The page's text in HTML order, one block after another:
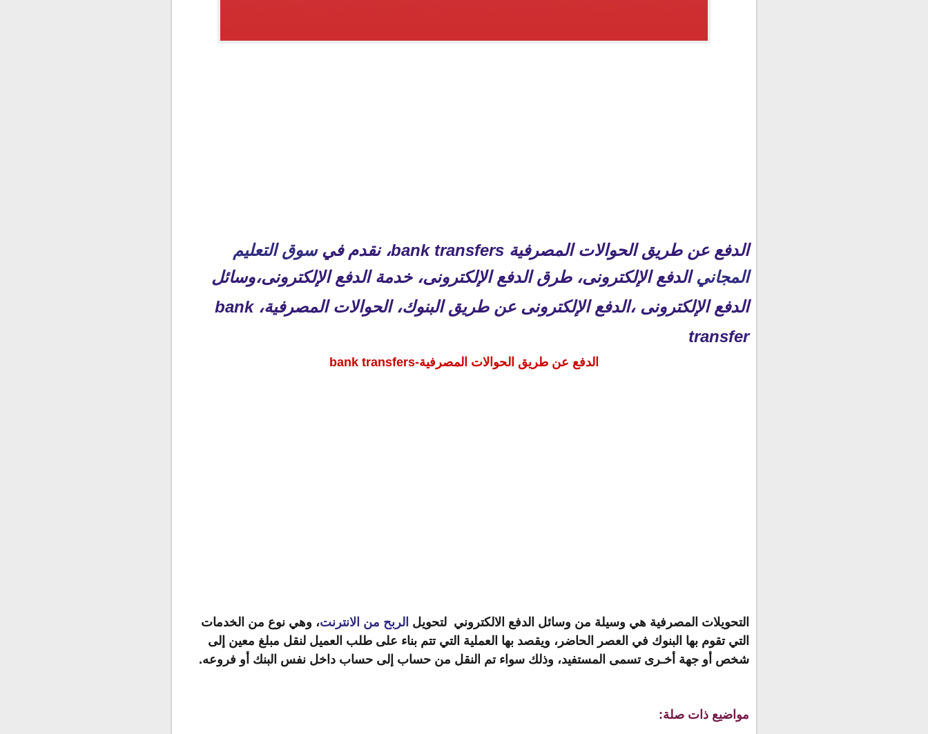
الدفع عن طريق الحوالات المصرفية bank transfers، نقدم في
سوق التعليم
المجانيالدفع الإلكترونى، طرق الدفع الإلكترونى، خدمة الدفع الإلكترونى،وسائل
الدفع الإلكترونى ،الدفع الإلكترونى عن طريق البنوك، الحوالات المصرفية، bank
transfer
الدفع عن طريق الحوالات المصرفية-bank transfers
التحويلات المصرفية هي وسيلة من وسائل الدفع الالكتروني لتحويل الربح من الانترنت، وهي نوع من الخدمات
التي تقوم بها البنوك في العصر الحاضر، ويقصد بها العملية التي تتم بناء على طلب العميل لنقل مبلغ معين إلى
شخص أو جهة أخـرى تسمى المستفيد، وذلك سواء تم النقل من حساب إلى حساب داخل نفس البنك أو فروعه.
مواضيع ذات صلة: